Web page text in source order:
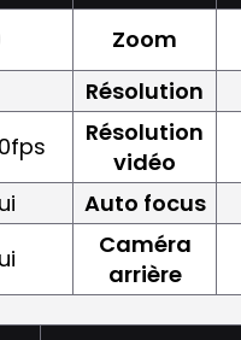
Zoom
Résolution
Résolution
vidéo
Auto focus
Caméra
arrière